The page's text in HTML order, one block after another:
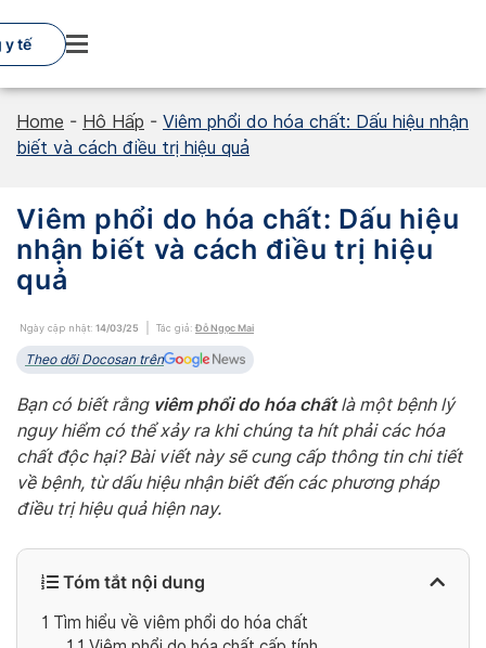
to
content
y tế
Home - Hô Hấp - Viêm phổi do hóa chất: Dấu hiệu nhận
biết và cách điều trị hiệu quả
Viêm phổi do hóa chất: Dấu hiệu
nhận biết và cách điều trị hiệu
quả
Ngày cập nhật: 14/03/25 Tác giả: Đỗ Ngọc Mai
Theo dõi Docosan trên
Bạn có biết rằng viêm phổi do hóa chấtlà một bệnh lý
nguy hiểm có thể xảy ra khi chúng ta hít phải các hóa
chất độc hại? Bài viết này sẽ cung cấp thông tin chi tiết
về bệnh, từ dấu hiệu nhận biết đến các phương pháp
điều trị hiệu quả hiện nay.
Tóm tắt nội dung
1 Tìm hiểu về viêm phổi do hóa chất